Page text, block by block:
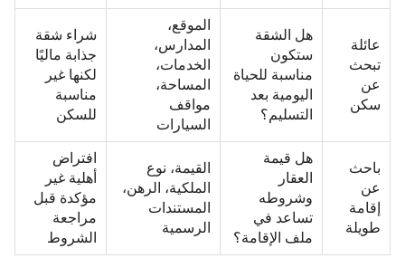
عائلة
تبحث
عن
سكن
هل الشقة
ستكون
مناسبة للحياة
اليومية بعد
التسليم؟
الموقع،
المدارس،
الخدمات،
المساحة،
مواقف
السيارات
شراء شقة
جذابة ماليًا
لكنها غير
مناسبة
للسكن
باحث
عن
إقامة
طويلة
هل قيمة
العقار
وشروطه
تساعد في
ملف الإقامة؟
القيمة، نوع
الملكية، الرهن،
المستندات
الرسمية
افتراض
أهلية غير
مؤكدة قبل
مراجعة
الشروط